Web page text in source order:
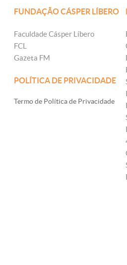
FUNDAÇÃO CÁSPER LÍBERO
Faculdade Cásper Líbero
FCL
Gazeta FM
POLÍTICA DE PRIVACIDADE
Termo de Política de Privacidade